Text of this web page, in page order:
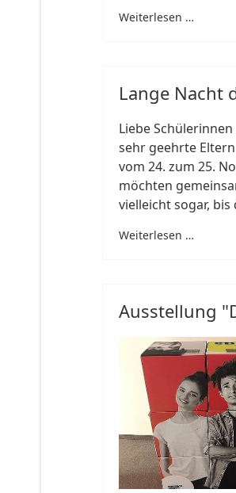
Weiterlesen …
Lange Nacht
Liebe Schülerinnen
sehr geehrte
vom 24. zum 25.
möchten
vielleicht sogar,
Weiterlesen …
Ausstellung